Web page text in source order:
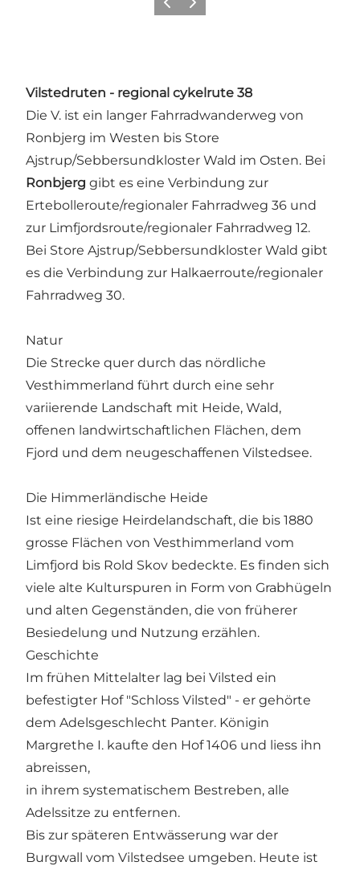
Vorherige Folie
Nächste Folie
Vilstedruten - regional cykelrute 38
Die V. ist ein langer Fahrradwanderweg von
Ronbjerg im Westen bis Store
Ajstrup/Sebbersundkloster Wald im Osten. Bei
Ronbjerg gibt es eine Verbindung zur
Ertebolleroute/regionaler Fahrradweg 36 und
zur Limfjordsroute/regionaler Fahrradweg 12.
Bei Store Ajstrup/Sebbersundkloster Wald gibt
es die Verbindung zur Halkaerroute/regionaler
Fahrradweg 30.
Natur
Die Strecke quer durch das nördliche
Vesthimmerland führt durch eine sehr
variierende Landschaft mit Heide, Wald,
offenen landwirtschaftlichen Flächen, dem
Fjord und dem neugeschaffenen Vilstedsee.
Die Himmerländische Heide
Ist eine riesige Heirdelandschaft, die bis 1880
grosse Flächen von Vesthimmerland vom
Limfjord bis Rold Skov bedeckte. Es finden sich
viele alte Kulturspuren in Form von Grabhügeln
und alten Gegenständen, die von früherer
Besiedelung und Nutzung erzählen.
Geschichte
Im frühen Mittelalter lag bei Vilsted ein
befestigter Hof "Schloss Vilsted" - er gehörte
dem Adelsgeschlecht Panter. Königin
Margrethe I. kaufte den Hof 1406 und liess ihn
abreissen,
in ihrem systematischem Bestreben, alle
Adelssitze zu entfernen.
Bis zur späteren Entwässerung war der
Burgwall vom Vilstedsee umgeben. Heute ist